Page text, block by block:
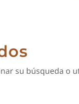
su búsqueda o